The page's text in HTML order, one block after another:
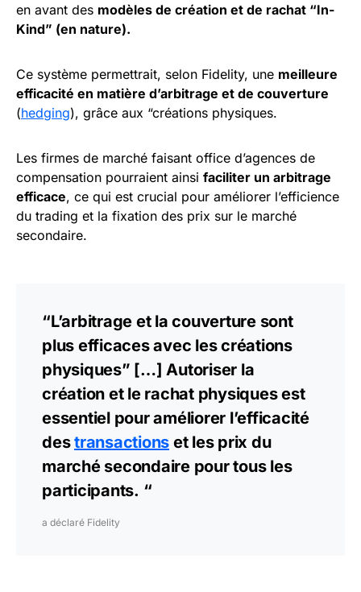
en avant des modèles de création et de rachat “In-
Kind” (en nature).
Ce système permettrait, selon Fidelity, une meilleure
efficacité en matière d’arbitrage et de couverture
(hedging), grâce aux “créations physiques.
Les firmes de marché faisant office d’agences de
compensation pourraient ainsi faciliter un arbitrage
efficace, ce qui est crucial pour améliorer l’efficience
du trading et la fixation des prix sur le marché
secondaire​​.
“L’arbitrage et la couverture sont
plus efficaces avec les créations
physiques” […] Autoriser la
création et le rachat physiques est
essentiel pour améliorer l’efficacité
destransactions et les prix du
marché secondaire pour tous les
participants. “
a déclaré Fidelity